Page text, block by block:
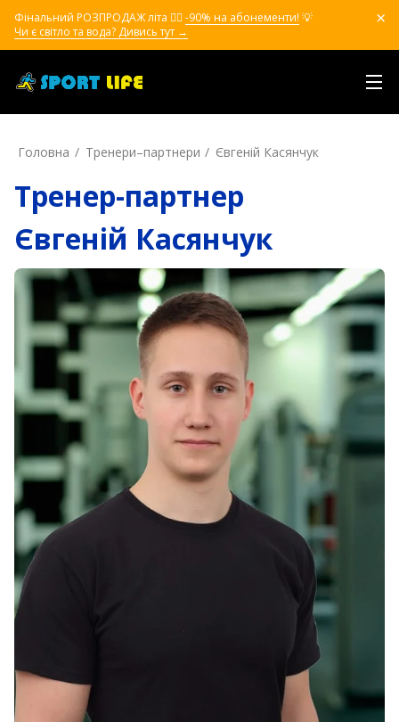
Фінальний РОЗПРОДАЖ літа ❤️‍🔥 -90% на абонементи! 💡
Чи є світло та вода? Дивись тут →
Головна Тренери–партнери Євгеній Касянчук
Тренер-партнер
Євгеній Касянчук